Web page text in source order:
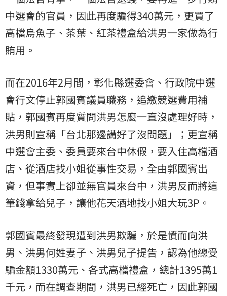
中選會的官員，因此再度騙得340萬元，更買了
高檔烏魚子、茶葉、紅茶禮盒給洪男一家做為行
賄用。
而在2016年2月間，彰化縣選委會、行政院中選
會行文停止郭國賓議員職務，追繳競選費用補
貼，郭國賓再度質問洪男怎麼一直沒處理好時，
洪男則宣稱「台北那邊講好了沒問題」；更宣稱
中選會主委、委員要來台中休假，要入住高檔酒
店、從酒店找小姐從事性交易，全由郭國賓出
資，但事實上卻並無官員來台中，洪男反而將這
筆錢拿給兒子，讓他花天酒地找小姐大玩3P。
郭國賓最終發現遭到洪男欺騙，於是憤而向洪
男、洪男何姓妻子、洪男兒子提告，認為他總受
騙金額1330萬元、各式高檔禮盒，總計1395萬1
千元，而在調查期間，洪男已經死亡，因此郭國